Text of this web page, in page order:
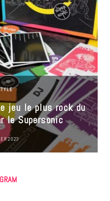
jeu le plus rock du
le Supersonic
2023